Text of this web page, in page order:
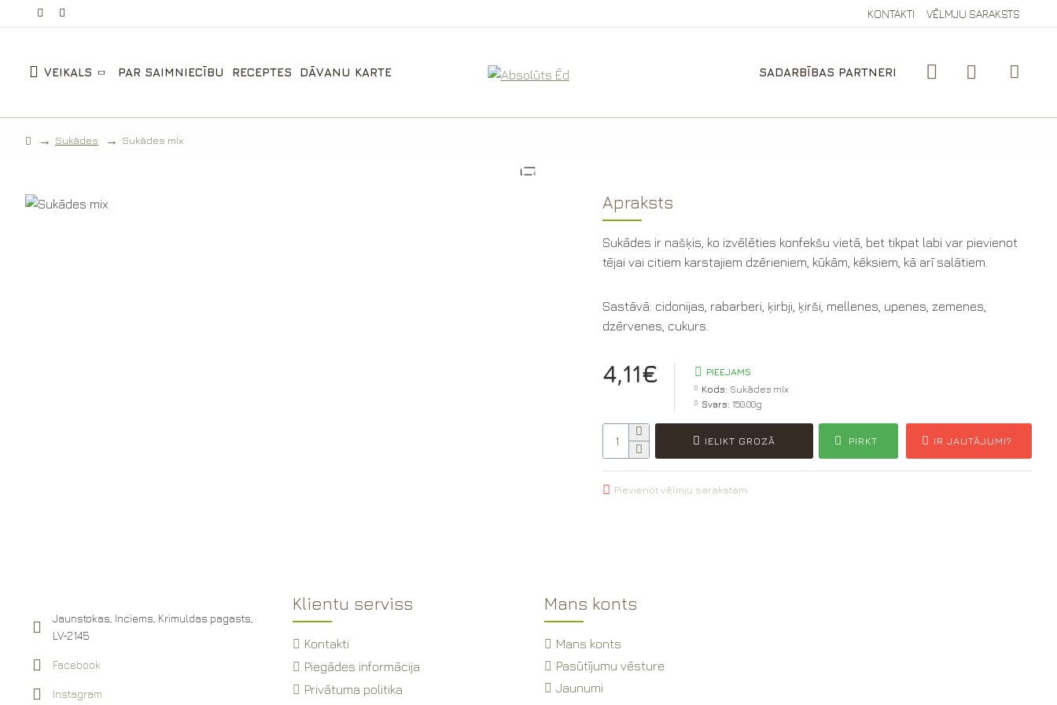
KONTAKTI VĒLMJU SARAKSTS
VEIKALS PAR SAIMNIECĪBU RECEPTES DĀVANU KARTE SADARBĪBAS PARTNERI
Sukādes Sukādes mix
Sukādes mix
Apraksts
Sukādes ir našķis, ko izvēlēties konfekšu vietā, bet tikpat labi var pievienot
tējai vai citiem karstajiem dzērieniem, kūkām, kēksiem, kā arī salātiem.
Sastāvā: cidonijas, rabarberi, ķirbji, ķirši, mellenes, upenes, zemenes,
dzērvenes, cukurs.
4,11€
PIEEJAMS
Kods: Sukādes mix
Svars: 150.00g
IELIKT GROZĀ PIRKT IR JAUTĀJUMI?
Pievienot vēlmju sarakstam
Jaunstokas, Inciems, Krimuldas pagasts,
LV-2145
Facebook
Instagram
Klientu serviss
Kontakti
Piegādes informācija
Privātuma politika
Mans konts
Mans konts
Pasūtījumu vēsture
Jaunumi